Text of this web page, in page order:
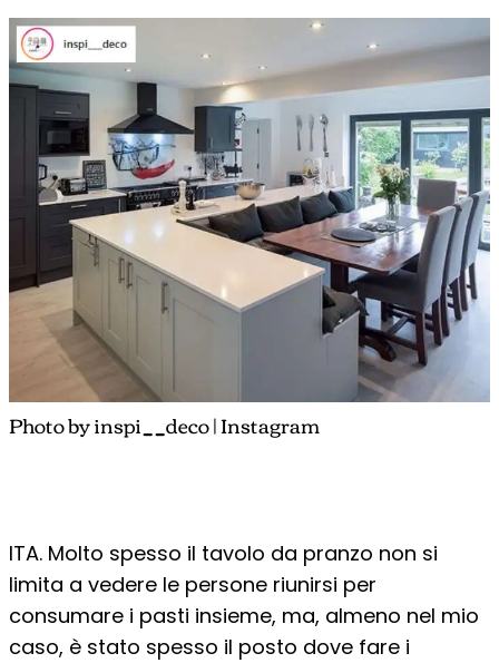
Photo by inspi__deco | Instagram
ITA. Molto spesso il tavolo da pranzo non si
limita a vedere le persone riunirsi per
consumare i pasti insieme, ma, almeno nel mio
caso, è stato spesso il posto dove fare i